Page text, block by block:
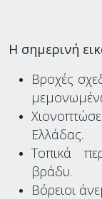
Η σημερινή
Βροχές
Ελλάδας.
Τοπικά
βράδυ.
Βόρειοι